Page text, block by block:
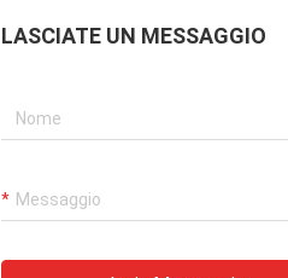
LASCIATE UN MESSAGGIO